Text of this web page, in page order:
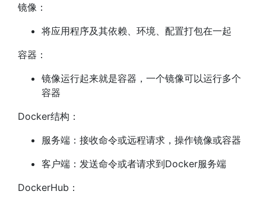
镜像：
将应用程序及其依赖、环境、配置打包在一起
容器：
镜像运行起来就是容器，一个镜像可以运行多个
容器
Docker结构：
服务端：接收命令或远程请求，操作镜像或容器
客户端：发送命令或者请求到Docker服务端
DockerHub：